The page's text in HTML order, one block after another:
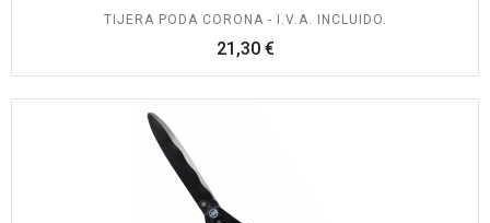
TIJERA PODA CORONA - I.V.A. INCLUIDO.
21,30 €Precio